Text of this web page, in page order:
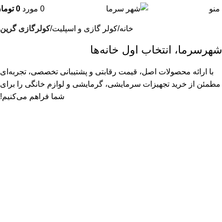
منو 0 مورد 0
خانه کولر گازی و اسپلیت کولرگازی گرین
شهرسرما، انتخاب اول خانه‌ها
با ارائه محصولات اصل، قیمت رقابتی و پشتیبانی تخصصی، تجربه‌ای
مطمئن از خرید تجهیزات سرمایشی، گرمایشی و لوازم خانگی را برای
شما فراهم می‌کنیم!